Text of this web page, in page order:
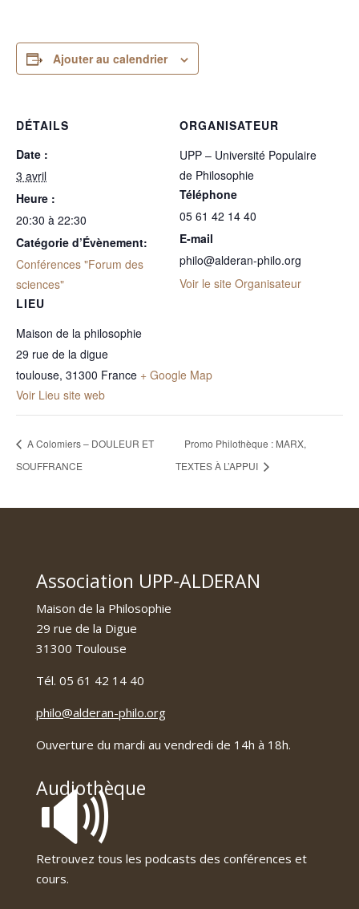
Ajouter au calendrier
DÉTAILS
Date :
3 avril
Heure :
20:30 à 22:30
Catégorie d’Évènement:
Conférences "Forum des
sciences"
LIEU
Maison de la philosophie
29 rue de la digue
toulouse, 31300 France + Google Map
Voir Lieu site web
ORGANISATEUR
UPP – Université Populaire
de Philosophie
Téléphone
05 61 42 14 40
E-mail
philo@alderan-philo.org
Voir le site Organisateur
A Colomiers – DOULEUR ET
SOUFFRANCE
Promo Philothèque : MARX,
TEXTES À L’APPUI
Association UPP-ALDERAN
Maison de la Philosophie
29 rue de la Digue
31300 Toulouse
Tél. 05 61 42 14 40
philo@alderan-philo.org
Ouverture du mardi au vendredi de 14h à 18h.
Audiothèque
🔊
Retrouvez tous les podcasts des conférences et
cours.